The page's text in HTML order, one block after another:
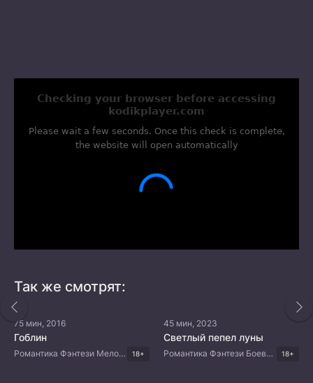
Так же смотрят:
75 мин, 2016
Гоблин
Романтика Фэнтези Мелодрама Комедия Корейские дорамы 18+
45 мин, 2023
Светлый пепел луны
Романтика Фэнтези Боевые искусства Китайские дорамы 18+